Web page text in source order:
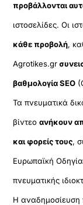
προβάλλονται
ιστοσελίδες. Οι
κάθε προβολή,
Agrotikes.gr
βαθμολογία SEO
Τα πνευματικά
βίντεοανήκουν
και φορείς τους,
Ευρωπαϊκή
πνευματικής
Η αναδημοσίευση